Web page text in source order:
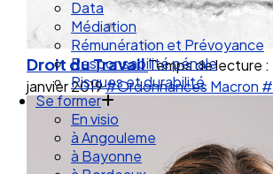
Conduite du changement et
Data
Médiation
Rémunération et Prévoyance
Responsabilité pénale
Risques et durabilité
Se former
En visio
à Angouleme
Droit du TravailTemps de lecture :
janvier 2019#Ordonnances Macron